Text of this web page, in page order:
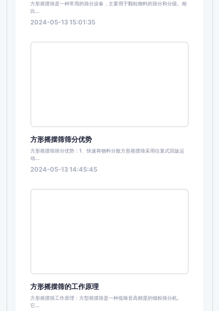
方形摇摆筛是一种常用的筛分设备，主要用于颗粒物料的筛分和分级。相
比...
2024-05-13 15:01:35
方形摇摆筛筛分优势
方形摇摆筛筛分优势：1、快速将物料分散方形摇摆筛采用往复式回旋运
动...
2024-05-13 14:45:45
方形摇摆筛的工作原理
方形摇摆筛工作原理：方型摇摆筛是一种低噪音高精度的细粉筛分机。
它...